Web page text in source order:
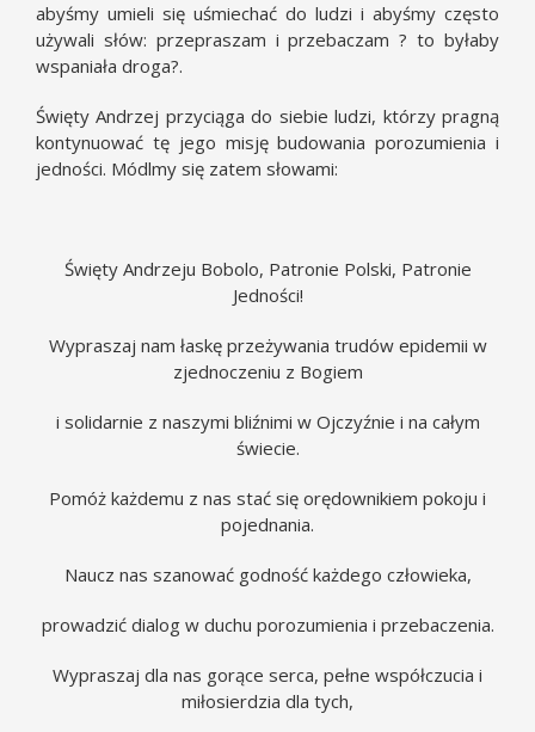
abyśmy umieli się uśmiechać do ludzi i abyśmy często
używali słów: przepraszam i przebaczam ? to byłaby
wspaniała droga?.
Święty Andrzej przyciąga do siebie ludzi, którzy pragną
kontynuować tę jego misję budowania porozumienia i
jedności. Módlmy się zatem słowami:
Święty Andrzeju Bobolo, Patronie Polski, Patronie
Jedności!
Wypraszaj nam łaskę przeżywania trudów epidemii w
zjednoczeniu z Bogiem
i solidarnie z naszymi bliźnimi w Ojczyźnie i na całym
świecie.
Pomóż każdemu z nas stać się orędownikiem pokoju i
pojednania.
Naucz nas szanować godność każdego człowieka,
prowadzić dialog w duchu porozumienia i przebaczenia.
Wypraszaj dla nas gorące serca, pełne współczucia i
miłosierdzia dla tych,